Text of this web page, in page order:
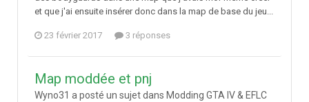
et que j'ai ensuite insérer donc dans la map de base du jeu...
23 février 2017 3 réponses
Map moddée et pnj
Wyno31 a posté un sujet dans Modding GTA IV & EFLC